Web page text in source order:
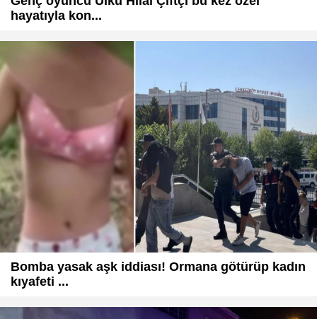
hayatıyla kon...
Bomba yasak aşk iddiası! Ormana götürüp kadın
kıyafeti ...